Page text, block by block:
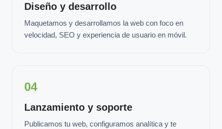
Diseño y desarrollo
Maquetamos y desarrollamos la web con foco en
velocidad, SEO y experiencia de usuario en móvil.
04
Lanzamiento y soporte
Publicamos tu web, configuramos analítica y te